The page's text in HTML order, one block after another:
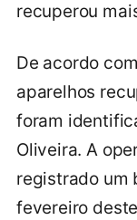
recuperou
De acordo
aparelhos
foram
Oliveira. A
registrado um
fevereiro